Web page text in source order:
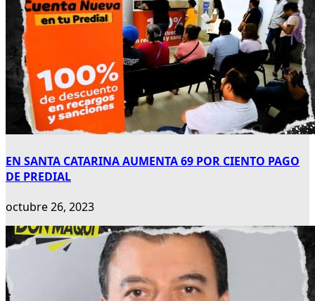
EN SANTA CATARINA AUMENTA 69 POR CIENTO PAGO
DE PREDIAL
octubre 26, 2023